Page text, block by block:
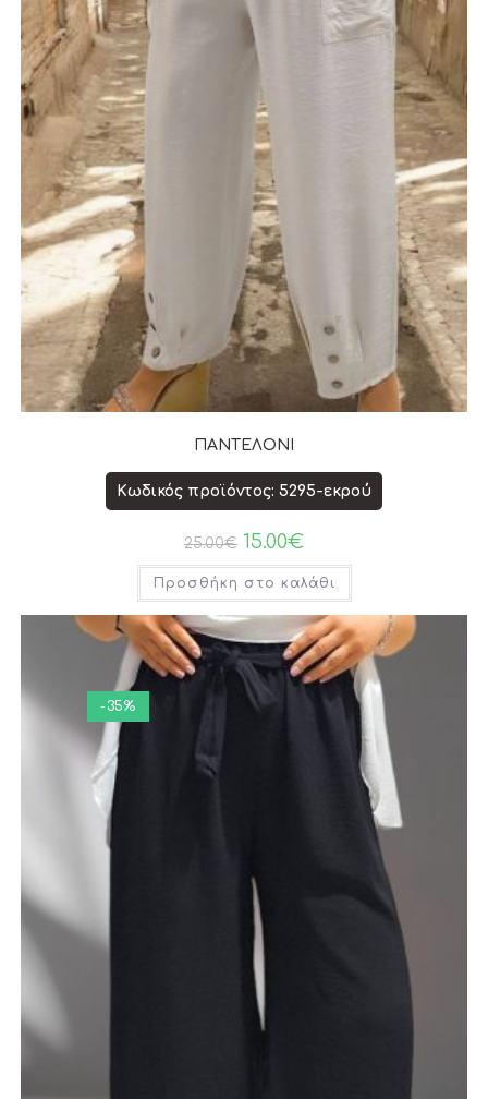
ΠΑΝΤΕΛΟΝΙ
Κωδικός προϊόντος: 5295-εκρού
25.00€ 15.00€
Προσθήκη στο καλάθι
-35%